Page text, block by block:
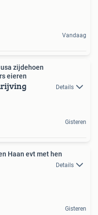
Vandaag
zijdehoen
zijdehoenders eieren
Details
Gisteren
Haan evt met hen
Details
Gisteren